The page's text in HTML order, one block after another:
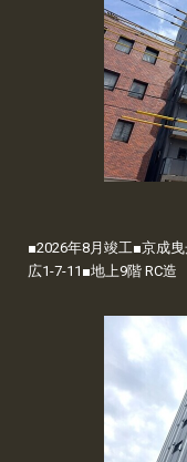
■2026年8月竣工■京成
広1-7-11■地上9階 RC造